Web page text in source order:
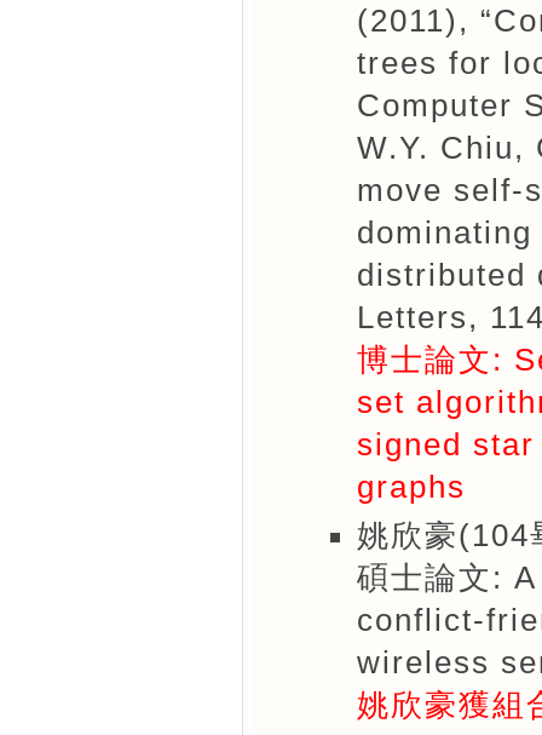
(2011),
trees for
Computer
W.Y. Chiu,
move self-
distributed
Letters,
博士論文:
set
signed
graphs
姚欣豪(104
碩士論文:
conflict-
wireless
姚欣豪獲組